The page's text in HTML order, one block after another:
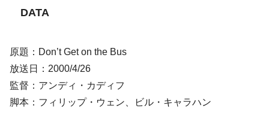
DATA
原題：Don’t Get on the Bus
放送日：2000/4/26
監督：アンディ・カディフ
脚本：フィリップ・ウェン、ビル・キャラハン